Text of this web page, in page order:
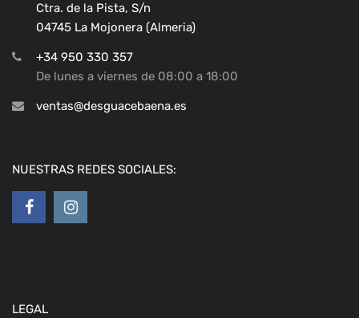
Ctra. de la Pista, S/n
04745 La Mojonera (Almeria)
+34 950 330 357
De lunes a viernes de 08:00 a 18:00
ventas@desguacebaena.es
NUESTRAS REDES SOCIALES:
LEGAL